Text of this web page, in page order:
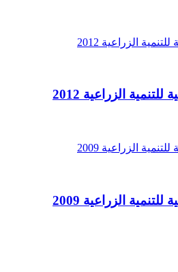
الزراعية 2012
الزراعية 2009